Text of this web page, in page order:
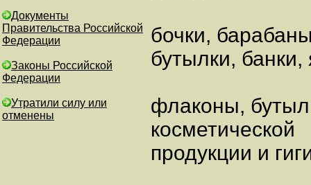
Документы
Правительства Российской
Федерации
Законы Российской
Федерации
Утратили силу или
отменены
бочки,
бутылки,
флаконы,
косметической
продукции и